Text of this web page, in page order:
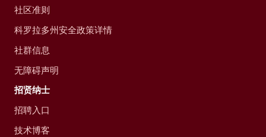
社区准则
科罗拉多州安全政策详情
社群信息
无障碍声明
招贤纳士
招聘入口
技术博客